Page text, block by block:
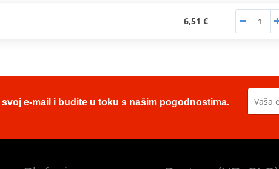
6,51 €
svoj e-mail i budite u toku s našim pogodnostima.